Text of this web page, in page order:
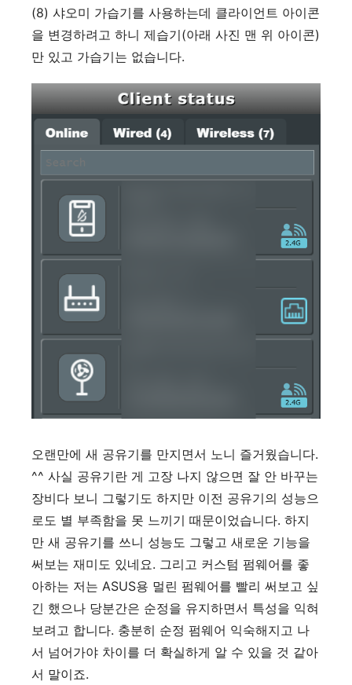
(8) 샤오미 가습기를 사용하는데 클라이언트 아이콘
을 변경하려고 하니 제습기(아래 사진 맨 위 아이콘)
만 있고 가습기는 없습니다.
오랜만에 새 공유기를 만지면서 노니 즐거웠습니다.
^^ 사실 공유기란 게 고장 나지 않으면 잘 안 바꾸는
장비다 보니 그렇기도 하지만 이전 공유기의 성능으
로도 별 부족함을 못 느끼기 때문이었습니다. 하지
만 새 공유기를 쓰니 성능도 그렇고 새로운 기능을
써보는 재미도 있네요. 그리고 커스텀 펌웨어를 좋
아하는 저는 ASUS용 멀린 펌웨어를 빨리 써보고 싶
긴 했으나 당분간은 순정을 유지하면서 특성을 익혀
보려고 합니다. 충분히 순정 펌웨어 익숙해지고 나
서 넘어가야 차이를 더 확실하게 알 수 있을 것 같아
서 말이죠.